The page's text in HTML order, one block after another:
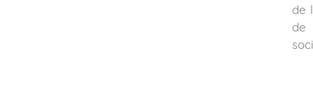
de
de